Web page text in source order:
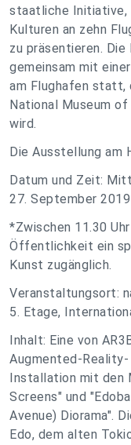
staatliche Initiative,
Kulturen an zehn
zu präsentieren.
gemeinsam mit
am Flughafen statt,
National Museum
wird.
Die Ausstellung am
Datum und Zeit:
27. September
*Zwischen 11.30
Öffentlichkeit ein
Kunst zugänglich.
Veranstaltungsort:
5. Etage,
Inhalt: Eine von
Augmented-
Installation mit den
Screens" und
Avenue) Diorama".
Edo, dem alten